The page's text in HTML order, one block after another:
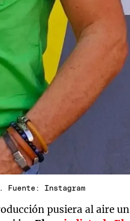
Fuente: Instagram
pusiera al aire un